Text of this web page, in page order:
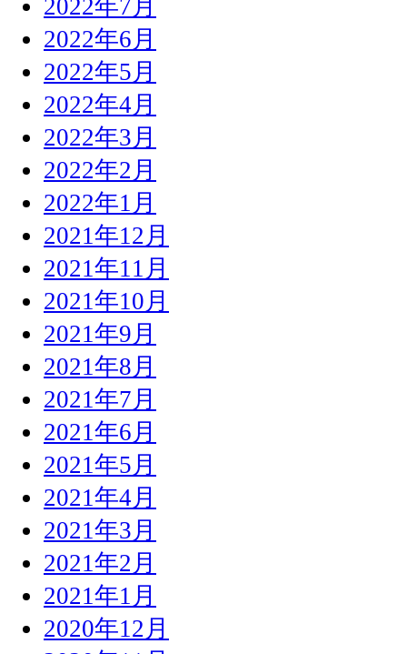
2022年7月
2022年6月
2022年5月
2022年4月
2022年3月
2022年2月
2022年1月
2021年12月
2021年11月
2021年10月
2021年9月
2021年8月
2021年7月
2021年6月
2021年5月
2021年4月
2021年3月
2021年2月
2021年1月
2020年12月